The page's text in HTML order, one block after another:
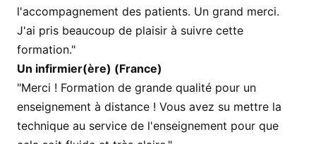
l'accompagnement des patients. Un grand merci.
J'ai pris beaucoup de plaisir à suivre cette
formation."
Un infirmier(ère) (France)
"Merci ! Formation de grande qualité pour un
enseignement à distance ! Vous avez su mettre la
technique au service de l'enseignement pour que